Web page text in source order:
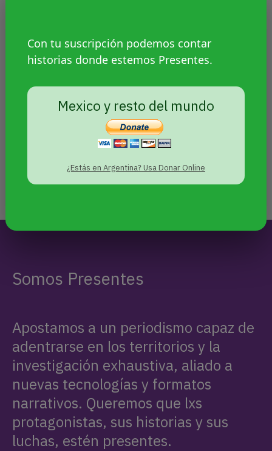
Con tu suscripción podemos contar
historias donde estemos Presentes.
Mexico y resto del mundo
¿Estás en Argentina? Usa Donar Online
Volcánicas,GirlUp,
Balancey Presentespara
desde narrativas de la
diversidad
Somos Presentes
Apostamos a un periodismo capaz de
adentrarse en los territorios y la
investigación exhaustiva, aliado a
nuevas tecnologías y formatos
narrativos. Queremos que lxs
protagonistas, sus historias y sus
luchas, estén presentes.